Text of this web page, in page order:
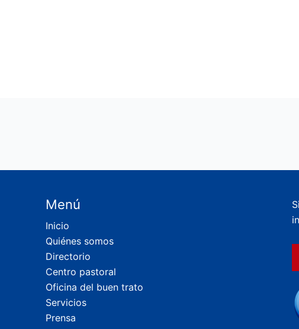
Menú
Inicio
Quiénes somos
Directorio
Centro pastoral
Oficina del buen trato
Servicios
Prensa